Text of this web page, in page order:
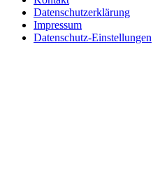
Datenschutzerklärung
Impressum
Datenschutz-Einstellungen